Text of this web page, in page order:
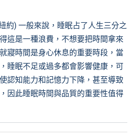
約) 一般來說，睡眠占了人生三分之
這是一種浪費，不想要把時間拿來
寢時間是身心休息的重要時段，當
睡眠不足或過多都會影響健康，可
認知能力和記憶力下降，甚至導致
因此睡眠時間與品質的重要性值得